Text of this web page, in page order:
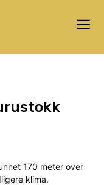
170 meter over
klima.